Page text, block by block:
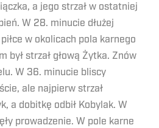
a jego strzał w ostatniej
W 28. minucie dłużej
w okolicach pola karnego
był strzał głową Żytka. Znów
W 36. minucie bliscy
ale najpierw strzał
a dobitkę odbił Kobylak. W
prowadzenie. W pole karne